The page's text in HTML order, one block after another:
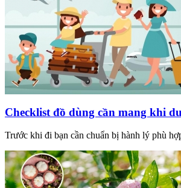
Checklist đồ dùng cần mang khi
Trước khi đi bạn cần chuẩn bị hành lý phù